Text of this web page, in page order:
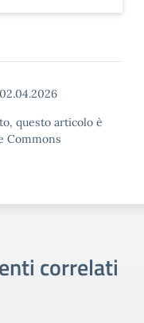
02.04.2026
questo articolo è
Commons
correlati